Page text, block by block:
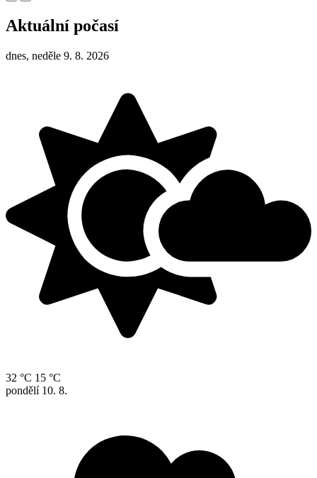
Aktuální počasí
dnes, neděle 9. 8. 2026
32 °C 15 °C
pondělí 10. 8.